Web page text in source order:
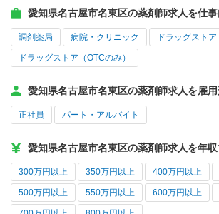
愛知県名古屋市名東区の薬剤師求人を仕
調剤薬局 病院・クリニック ドラッグストア
ドラッグストア（OTCのみ）
愛知県名古屋市名東区の薬剤師求人を雇
正社員 パート・アルバイト
愛知県名古屋市名東区の薬剤師求人を年
300万円以上 350万円以上 400万円以上
500万円以上 550万円以上 600万円以上